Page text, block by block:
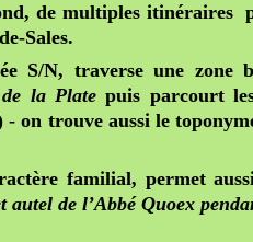
de multiples itinéraires
Sales.
S/N, traverse une zone
la Platepuis parcourt
- on trouve aussi le
familial, permet
autel de l’Abbé Quoex